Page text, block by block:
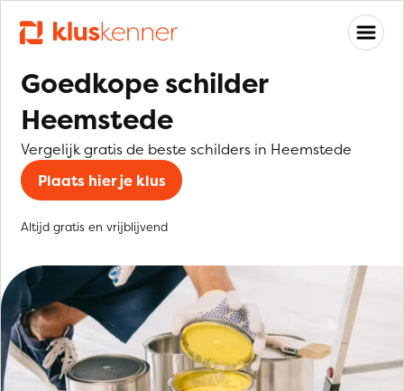
Goedkope schilder
Heemstede
Vergelijk gratis de beste schilders in Heemstede
Plaats hier je klus
Altijd gratis en vrijblijvend